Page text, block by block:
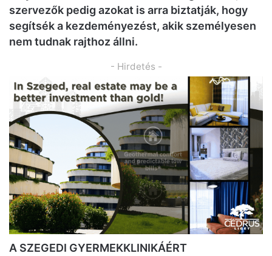
szervezők pedig azokat is arra biztatják, hogy
segítsék a kezdeményezést, akik személyesen
nem tudnak rajthoz állni.
- Hirdetés -
A SZEGEDI GYERMEKKLINIKÁÉRT